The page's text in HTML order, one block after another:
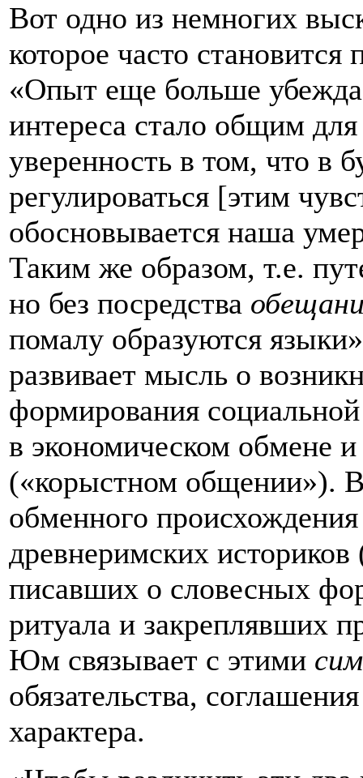
Вот одно из немногих
которое часто
«Опыт еще больше
интереса стало общим
уверенность в том, что в
регулироваться [этим
обосновывается наша
Таким же образом, т.е.
но без посредства
помалу образуются
развивает мысль о
формирования
в экономическом обмене
(«корыстном общении»).
обменного
древнеримских
писавших о словесных
ритуала и закреплявших
Юм связывает с этими
обязательства,
характера.